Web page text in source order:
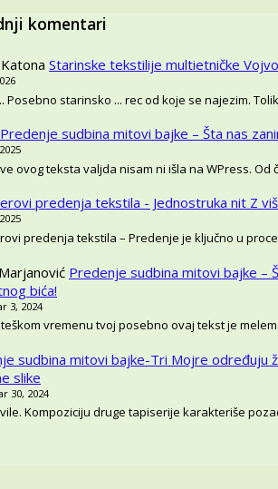
komentari
Starinske tekstilije multietničke
Posebno starinsko ... rec od koje se najezim.
Predenje sudbina mitovi bajke – Šta nas
ovog teksta valjda nisam ni išla na WPress.
predenja tekstila - Jednostruka nit Z
predenja tekstila – Predenje je ključno u
Predenje sudbina mitovi bajke –
bića!
3, 2024
vremenu tvoj posebno ovaj tekst je
sudbina mitovi bajke-Tri Mojre određuju
slike
30, 2024
Kompoziciju druge tapiserije karakteriše